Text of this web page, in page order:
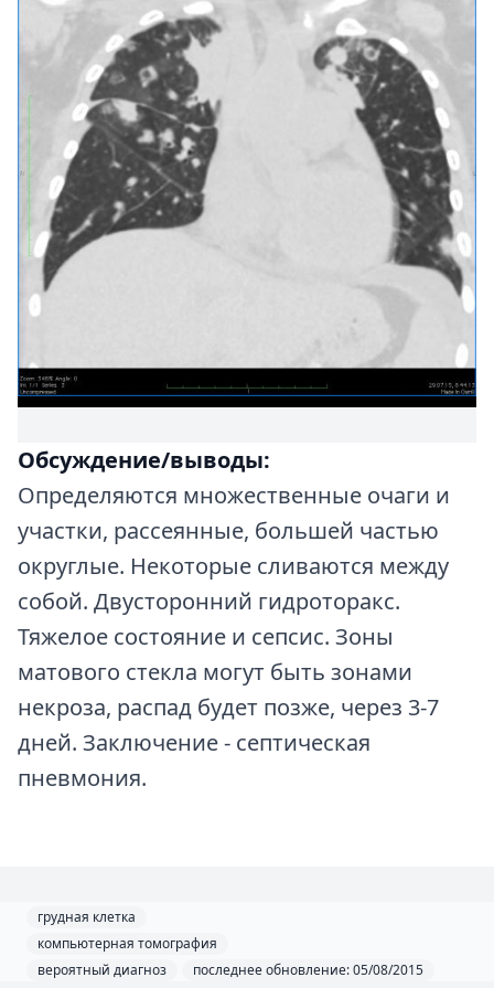
Обсуждение/выводы:
Определяются множественные очаги и
участки, рассеянные, большей частью
округлые. Некоторые сливаются между
собой. Двусторонний гидроторакс.
Тяжелое состояние и сепсис. Зоны
матового стекла могут быть зонами
некроза, распад будет позже, через 3-7
дней. Заключение - септическая
пневмония.
грудная клетка
компьютерная томография
вероятный диагноз
последнее обновление: 05/08/2015